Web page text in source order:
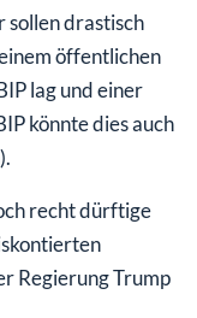
sollen drastisch
öffentlichen
lag und einer
könnte dies auch
recht dürftige
Regierung Trump